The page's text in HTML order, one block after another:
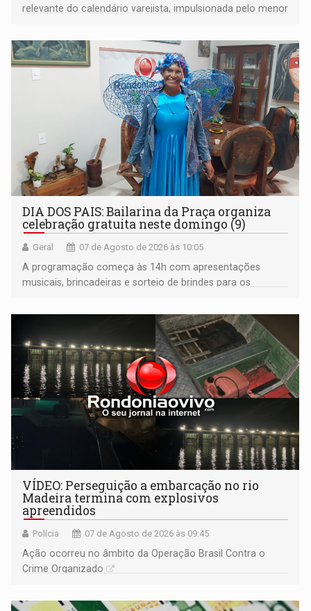
relevante do calendário varejista, impulsionada pelo menor
média do trabalhador
DIA DOS PAIS: Bailarina da Praça organiza
celebração gratuita neste domingo (9)
Geral 07 de Agosto de 2026 às 10:05
A programação começa às 14h com apresentações
musicais, brincadeiras e sorteio de brindes para os
bolo e canto de parabéns dedicado aos pais
VÍDEO: Perseguição a embarcação no rio
Madeira termina com explosivos
apreendidos
Polícia 07 de Agosto de 2026 às 09:45
Ação ocorreu no âmbito da Operação Brasil Contra o
Crime Organizado